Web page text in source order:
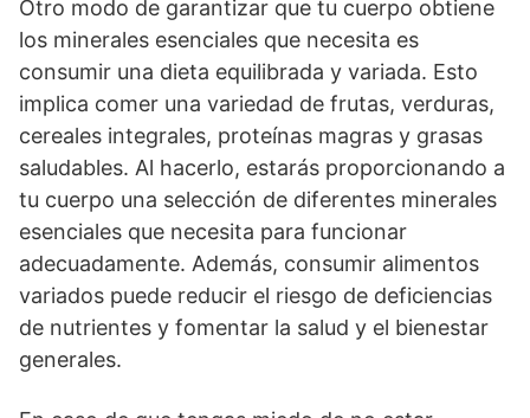
Otro modo de garantizar que tu cuerpo obtiene
los minerales esenciales que necesita es
consumir una dieta equilibrada y variada. Esto
implica comer una variedad de frutas, verduras,
cereales integrales, proteínas magras y grasas
saludables. Al hacerlo, estarás proporcionando a
tu cuerpo una selección de diferentes minerales
esenciales que necesita para funcionar
adecuadamente. Además, consumir alimentos
variados puede reducir el riesgo de deficiencias
de nutrientes y fomentar la salud y el bienestar
generales.